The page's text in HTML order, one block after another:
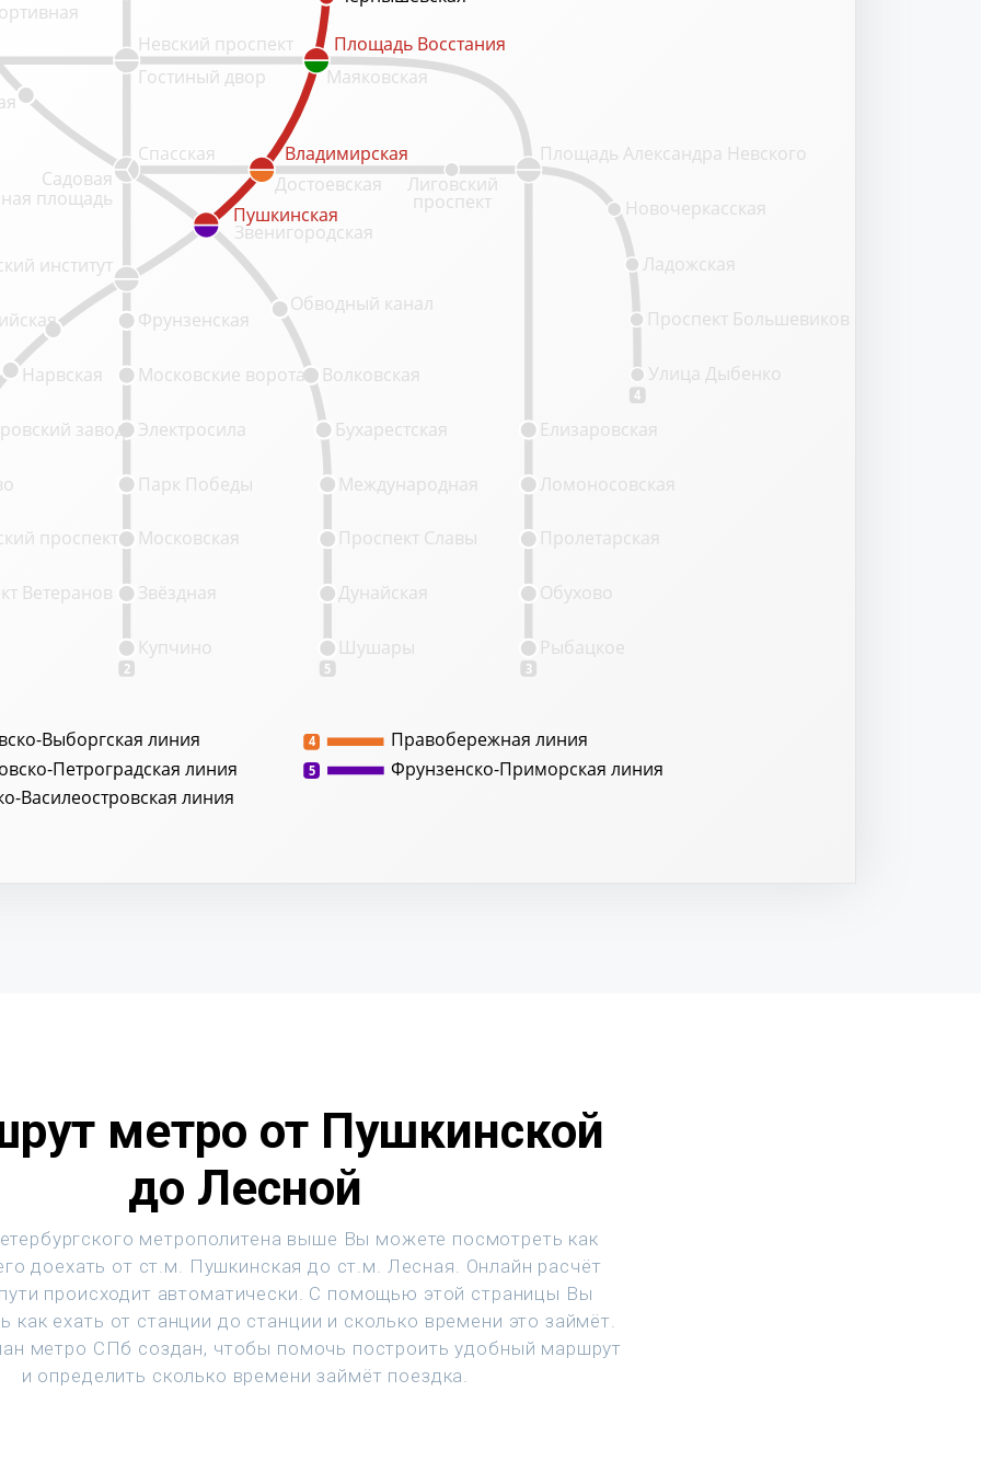
Выборгская линия
Петроградская линия
Василеостровская линия
Правобережная линия
4
Фрунзенско-Приморская линия
5
2 5 3
4
Ветеранов
Московские ворота Волковская
Обводный канал
Бухарестская
Международная
Достоевская
Владимирская
Лиговский
проспект
Спасская
Садовая
площадь
Звенигородская
Пушкинская
проспект
завод
Нарвская
институт
Купчино
Звёздная
Московская
Фрунзенская
Парк Победы
Электросила
Невский проспект
Гостиный двор Маяковская
Площадь Восстания
Площадь Александра Невского
Новочеркасская
Ладожская
Проспект Большевиков
Улица Дыбенко
Рыбацкое
Обухово
Пролетарская
Ломоносовская
Елизаровская
Проспект Славы
Дунайская
Шушары
Владимирская
Пушкинская
Площадь Восстания
метро от Пушкинской
до Лесной
метрополитена выше Вы можете посмотреть как
доехать от ст.м. Пушкинская до ст.м. Лесная. Онлайн расчёт
происходит автоматически. С помощью этой страницы Вы
как ехать от станции до станции и сколько времени это займёт.
метро СПб создан, чтобы помочь построить удобный маршрут
и определить сколько времени займёт поездка.